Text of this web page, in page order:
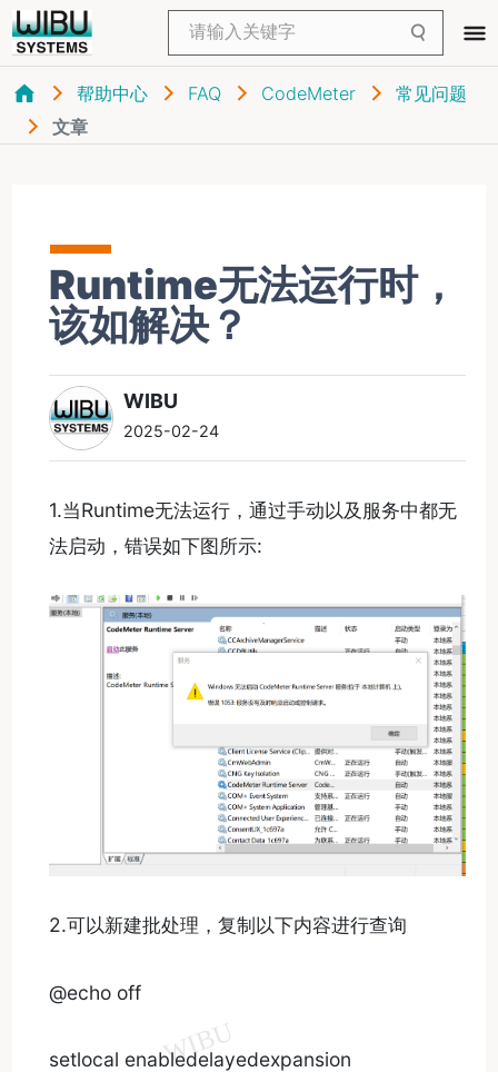
帮助中心 FAQ CodeMeter
常见问题
文章
Runtime无法运行时，
该如解决？
WIBU
2025-02-24
1.当Runtime无法运行，通过手动以及服务中都无
法启动，错误如下图所示:
2.可以新建批处理，复制以下内容进行查询
@echo off
setlocal enabledelayedexpansion